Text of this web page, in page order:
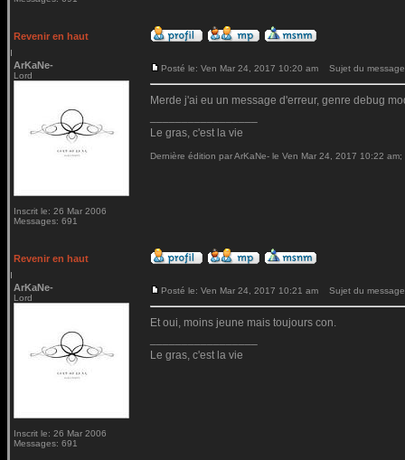
Revenir en haut
ArKaNe-
Lord
Inscrit le: 26 Mar 2006
Messages: 691
Posté le: Ven Mar 24, 2017 10:20 am Sujet du
Merde j'ai eu un message d'erreur, genre debug
Le gras, c'est la vie
Dernière édition par ArKaNe- le Ven Mar 24, 2017 10:22
Revenir en haut
ArKaNe-
Lord
Inscrit le: 26 Mar 2006
Messages: 691
Posté le: Ven Mar 24, 2017 10:21 am Sujet du
Et oui, moins jeune mais toujours con.
Le gras, c'est la vie